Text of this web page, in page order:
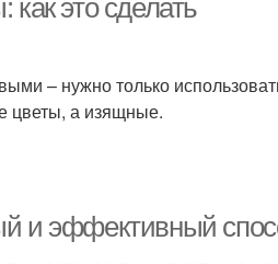
это сделать
– нужно только
цветы, а изящные.
и эффективный